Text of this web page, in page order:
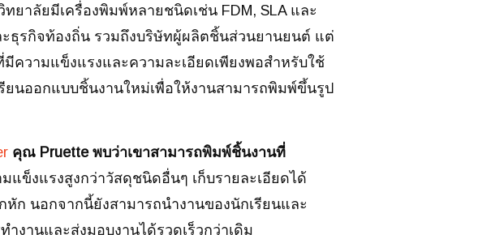
ยาลัยมีเครื่องพิมพ์หลายชนิดเช่น FDM, SLA และ
ธุรกิจท้องถิ่น รวมถึงบริษัทผู้ผลิตชิ้นส่วนยานยนต์ แต่
ความแข็งแรงและความละเอียดเพียงพอสำหรับใช้
ยนออกแบบชิ้นงานใหม่เพื่อให้งานสามารถพิมพ์ขึ้นรูป
คุณ Pruette พบว่าเขาสามารถพิมพ์ชิ้นงานที่
แข็งแรงสูงกว่าวัสดุชนิดอื่นๆ เก็บรายละเอียดได้
ก นอกจากนี้ยังสามารถนำงานของนักเรียนและ
งานและส่งมอบงานได้รวดเร็วกว่าเดิม